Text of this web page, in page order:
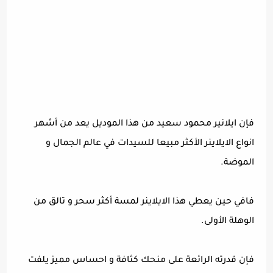
فإن ايلانير محمود سعيد من هذا الموديل يعد من أشهر
انواع الايلاينر الأكثر مبيعا للسيدات في عالم الجمال و
الموضة.
فافي حين يعطي هذا الايلاينر لمسة أكثر سحر و تالق من
الوهلة الأولى.
فإن قدرته الرائعة على منحك كثافة و احساس مميز يلفت